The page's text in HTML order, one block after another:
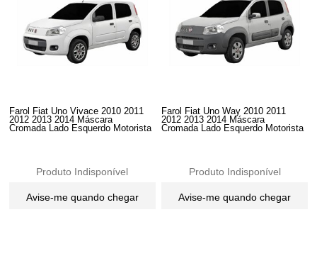
Farol Fiat Uno Vivace 2010 2011
2012 2013 2014 Máscara
Cromada Lado Esquerdo Motorista
Produto Indisponível
Avise-me quando chegar
Farol Fiat Uno Way 2010 2011
2012 2013 2014 Máscara
Cromada Lado Esquerdo Motorista
Produto Indisponível
Avise-me quando chegar